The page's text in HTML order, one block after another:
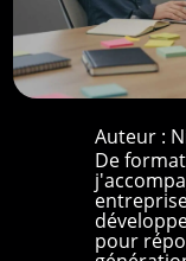
Auteur :
De
pour